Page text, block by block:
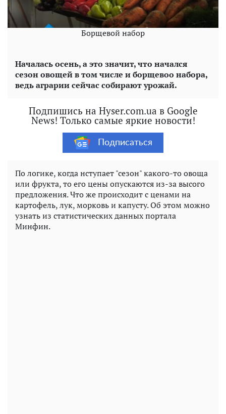
Борщевой набор
Началась осень, а это значит, что начался
сезон овощей в том числе и борщевоо набора,
ведь аграрии сейчас собирают урожай.
Подпишись на Hyser.com.ua в Google
News! Только самые яркие новости!
Подписаться
По логике, когда нступает "сезон" какого-то овоща
или фрукта, то его цены опускаются из-за высого
предложения. Что же происходит с ценами на
картофель, лук, морковь и капусту. Об этом можно
узнать из статистических данных портала
Минфин.